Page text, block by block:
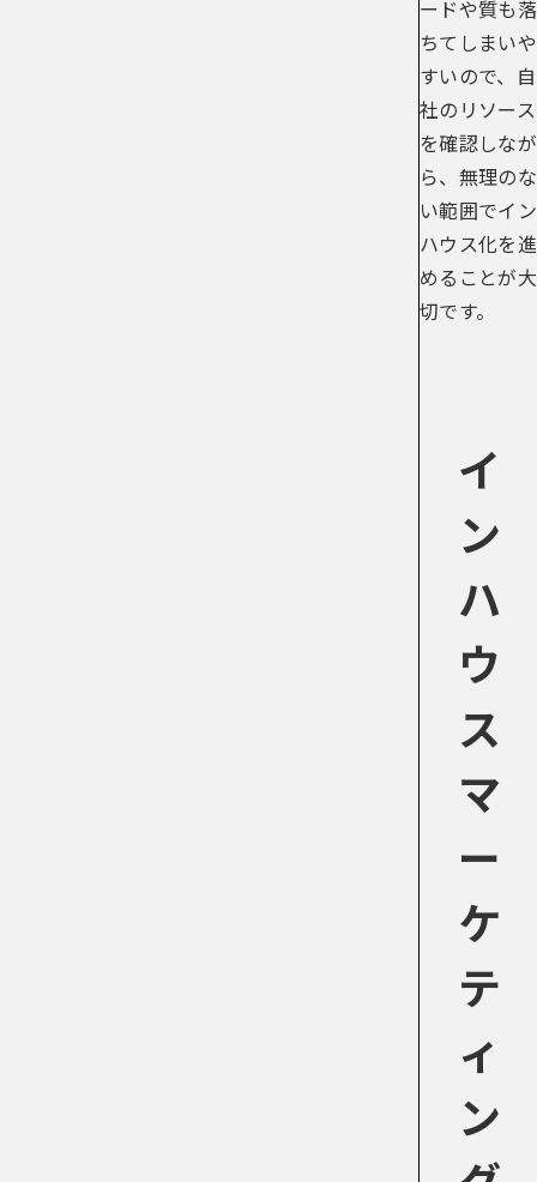
ードや質も落
ちてしまいや
すいので、自
社のリソース
を確認しなが
ら、無理のな
い範囲でイン
ハウス化を進
めることが大
切です。
イ
ン
ハ
ウ
ス
マ
ー
ケ
テ
ィ
ン